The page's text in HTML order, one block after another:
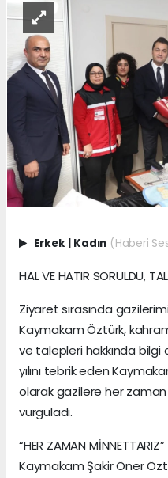
Erkek Kadın (Haberi
HAL VE HATIR SORULDU,
Ziyaret sırasında
Kaymakam Öztürk,
ve talepleri hakkında bilgi
yılını tebrik eden
olarak gazilere her zaman
vurguladı.
“HER ZAMAN MİNNETTARIZ”
Kaymakam Şakir Öner